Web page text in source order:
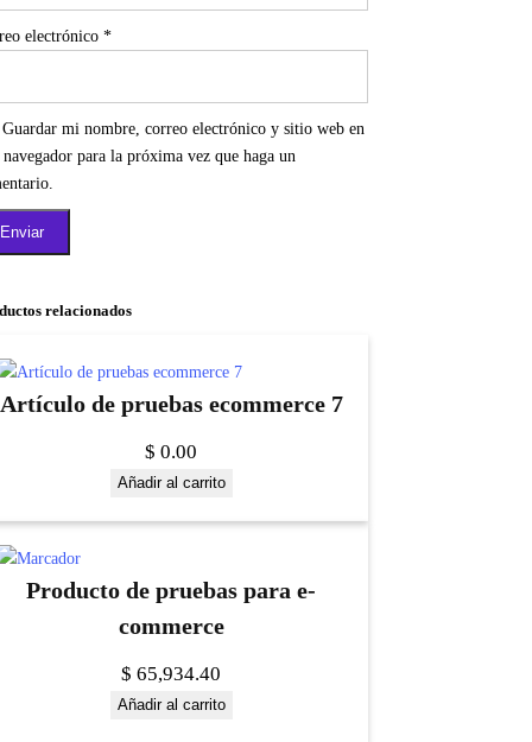
electrónico *
Guardar mi nombre, correo electrónico y sitio web en
navegador para la próxima vez que haga un
relacionados
Artículo de pruebas ecommerce 7
$ 0.00
Añadir al carrito
Producto de pruebas para e-
commerce
$ 65,934.40
Añadir al carrito